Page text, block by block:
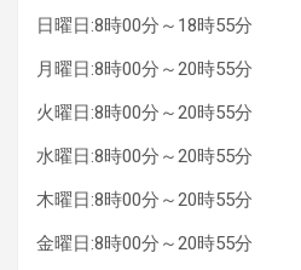
日曜日:8時00分～18時55分
月曜日:8時00分～20時55分
火曜日:8時00分～20時55分
水曜日:8時00分～20時55分
木曜日:8時00分～20時55分
金曜日:8時00分～20時55分